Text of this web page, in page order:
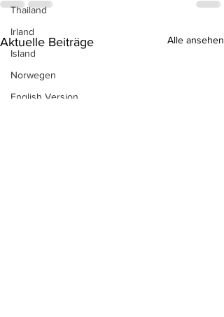
Thailand
Irland
Island
Norwegen
English Version
Aktuelle Beiträge Alle ansehen